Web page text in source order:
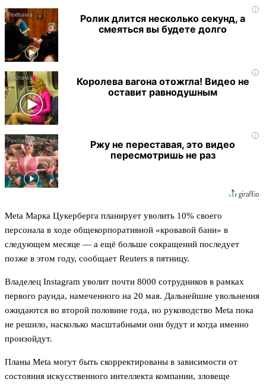
i
Ролик длится несколько секунд, а
смеяться вы будете долго
i
Королева вагона отожгла! Видео не
оставит равнодушным
i
Ржу не переставая, это видео
пересмотришь не раз
Meta Марка Цукерберга планирует уволить 10% своего
персонала в ходе общекорпоративной «кровавой бани» в
следующем месяце — а ещё больше сокращений последует
позже в этом году, сообщает Reuters в пятницу.
Владелец Instagram уволит почти 8000 сотрудников в рамках
первого раунда, намеченного на 20 мая. Дальнейшие увольнения
ожидаются во второй половине года, но руководство Meta пока
не решило, насколько масштабными они будут и когда именно
произойдут.
Планы Meta могут быть скорректированы в зависимости от
состояния искусственного интеллекта компании, зловеще